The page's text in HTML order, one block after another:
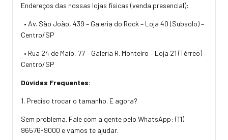
Endereços das nossas lojas físicas (venda presencial):
• Av. São João, 439 – Galeria do Rock – Loja 40 (Subsolo) –
Centro/SP
• Rua 24 de Maio, 77 – Galeria R. Monteiro – Loja 21 (Térreo) –
Centro/SP
Dúvidas Frequentes:
1. Preciso trocar o tamanho. E agora?
Sem problema. Fale com a gente pelo WhatsApp: (11)
96576-9000 e vamos te ajudar.